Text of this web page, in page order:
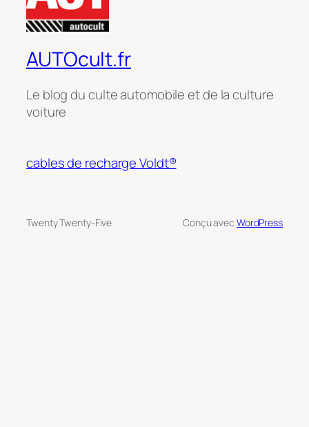
AUTOcult.fr
Le blog du culte automobile et de la culture
voiture
cables de recharge Voldt®
Twenty Twenty-Five Conçu avec WordPress